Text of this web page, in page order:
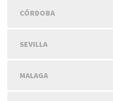
CÓRDOBA
SEVILLA
MALAGA